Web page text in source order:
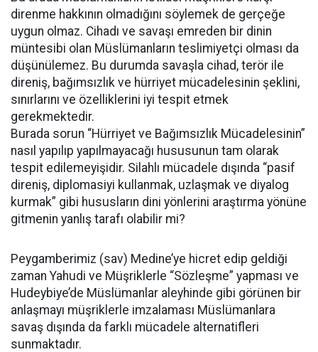
direnme hakkının olmadığını söylemek de gerçeğe
uygun olmaz. Cihadı ve savaşı emreden bir dinin
müntesibi olan Müslümanların teslimiyetçi olması da
düşünülemez. Bu durumda savaşla cihad, terör ile
direniş, bağımsızlık ve hürriyet mücadelesinin şeklini,
sınırlarını ve özelliklerini iyi tespit etmek
gerekmektedir.
Burada sorun “Hürriyet ve Bağımsızlık Mücadelesinin”
nasıl yapılıp yapılmayacağı hususunun tam olarak
tespit edilemeyişidir. Silahlı mücadele dışında “pasif
direniş, diplomasiyi kullanmak, uzlaşmak ve diyalog
kurmak” gibi hususların dini yönlerini araştırma yönüne
gitmenin yanlış tarafı olabilir mi?
Peygamberimiz (sav) Medine’ye hicret edip geldiği
zaman Yahudi ve Müşriklerle “Sözleşme” yapması ve
Hudeybiye’de Müslümanlar aleyhinde gibi görünen bir
anlaşmayı müşriklerle imzalaması Müslümanlara
savaş dışında da farklı mücadele alternatifleri
sunmaktadır.